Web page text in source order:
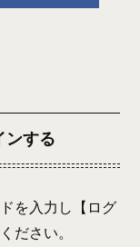
ンする
を入力し【ログ
ださい。